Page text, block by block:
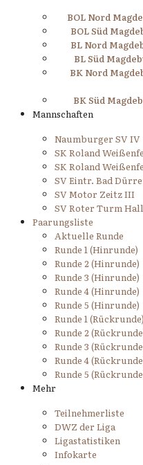
BOL Nord
BOL Süd
BL Nord
BL Süd
BK Nord
BK Süd
Mannschaften
Naumburger SV IV
SK Roland
SK Roland
SV Eintr. Bad
SV Motor Zeitz III
SV Roter Turm
Paarungsliste
Aktuelle Runde
Runde 1 (Hinrunde)
Runde 2 (Hinrunde)
Runde 3 (Hinrunde)
Runde 4 (Hinrunde)
Runde 5 (Hinrunde)
Runde 1 (Rückrunde)
Runde 2
Runde 3
Runde 4
Runde 5
Mehr
Teilnehmerliste
DWZ der Liga
Ligastatistiken
Infokarte